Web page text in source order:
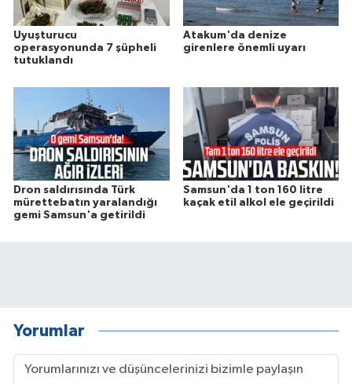
Uyuşturucu
operasyonunda 7 şüpheli
tutuklandı
Atakum'da denize
girenlere önemli uyarı
Dron saldırısında Türk
mürettebatın yaralandığı
gemi Samsun'a getirildi
Samsun'da 1 ton 160 litre
kaçak etil alkol ele geçirildi
Yorumlar